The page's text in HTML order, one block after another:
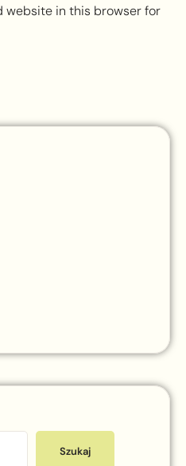
website in this browser for
Szukaj